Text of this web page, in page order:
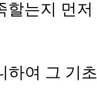
할는지 먼
하여 그 기